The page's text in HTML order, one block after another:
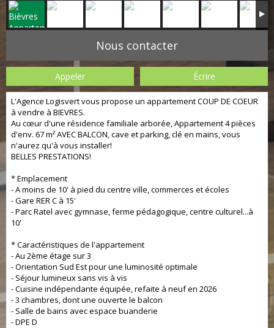
Nous contacter
Appeler Écrire
L'Agence Logisvert vous propose un appartement COUP DE COEUR
à vendre à BIEVRES.
Au cœur d'une résidence familiale arborée, Appartement 4 pièces
d'env. 67 m² AVEC BALCON, cave et parking, clé en mains, vous
n'aurez qu'à vous installer!
BELLES PRESTATIONS!
* Emplacement
- A moins de 10' à pied du centre ville, commerces et écoles
- Gare RER C à 15'
- Parc Ratel avec gymnase, ferme pédagogique, centre culturel...à
10'
* Caractéristiques de l'appartement
- Au 2ème étage sur 3
- Orientation Sud Est pour une luminosité optimale
- Séjour lumineux sans vis à vis
- Cuisine indépendante équipée, refaite à neuf en 2026
- 3 chambres, dont une ouverte le balcon
- Salle de bains avec espace buanderie
- DPE D